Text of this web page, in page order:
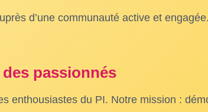
d’une communauté active et
passionnés
enthousiastes du PI. Notre mission :